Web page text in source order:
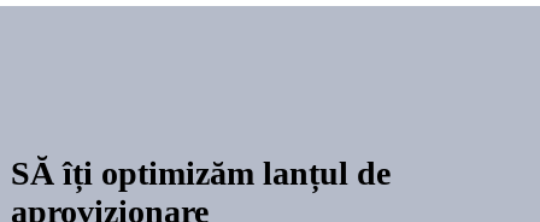
SĂ îți optimizăm lanțul de
aprovizionare